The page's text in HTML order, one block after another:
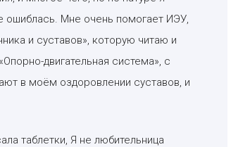
ошиблась. Мне очень помогает ИЭУ,
и суставов», которую читаю и
двигательная система», с
в моём оздоровлении суставов, и
таблетки, Я не любительница